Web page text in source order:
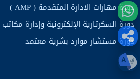
دورة مهارات الادارة المتقدمة ( AMP )
دورة السكرتارية الإلكترونية وإدارة
دورة مستشار موارد بشرية معتمد